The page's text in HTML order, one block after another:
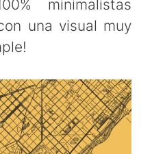
minimalistas
una visual muy